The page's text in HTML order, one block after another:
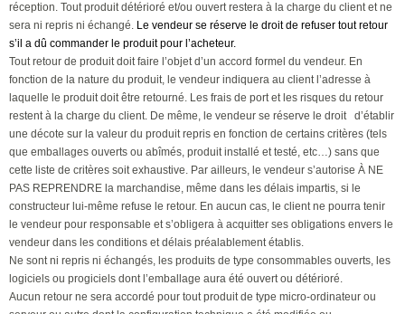
réception. Tout produit détérioré et/ou ouvert restera à la charge du client et ne
sera ni repris ni échangé. Le vendeur se réserve le droit de refuser tout retour
s’il a dû commander le produit pour l’acheteur.
Tout retour de produit doit faire l’objet d’un accord formel du vendeur. En
fonction de la nature du produit, le vendeur indiquera au client l’adresse à
laquelle le produit doit être retourné. Les frais de port et les risques du retour
restent à la charge du client. De même, le vendeur se réserve le droit d’établir
une décote sur la valeur du produit repris en fonction de certains critères (tels
que emballages ouverts ou abîmés, produit installé et testé, etc…) sans que
cette liste de critères soit exhaustive. Par ailleurs, le vendeur s’autorise À NE
PAS REPRENDRE la marchandise, même dans les délais impartis, si le
constructeur lui-même refuse le retour. En aucun cas, le client ne pourra tenir
le vendeur pour responsable et s’obligera à acquitter ses obligations envers le
vendeur dans les conditions et délais préalablement établis.
Ne sont ni repris ni échangés, les produits de type consommables ouverts, les
logiciels ou progiciels dont l’emballage aura été ouvert ou détérioré.
Aucun retour ne sera accordé pour tout produit de type micro-ordinateur ou